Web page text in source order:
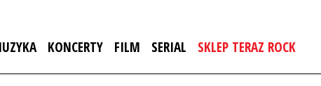
KONCERTY FILM SERIAL SKLEP TERAZ ROCK